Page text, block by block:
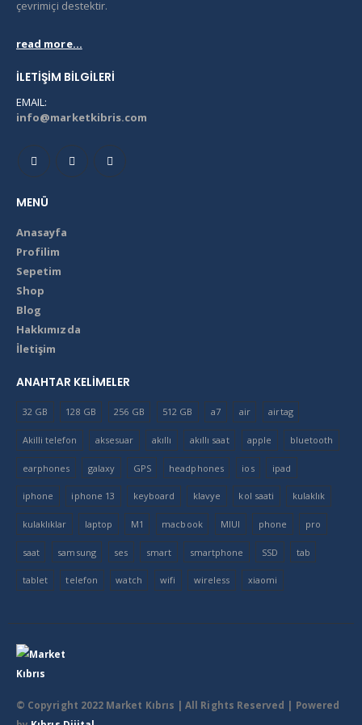
çevrimiçi destektir.
read more...
İLETIŞIM BILGILERI
EMAIL:
info@marketkibris.com
MENÜ
Anasayfa
Profilim
Sepetim
Shop
Blog
Hakkımızda
İletişim
ANAHTAR KELIMELER
32 GB 128 GB 256 GB 512 GB a7 air airtag
Akilli telefon aksesuar akıllı akıllı saat apple bluetooth
earphones galaxy GPS headphones ios ipad
iphone iphone 13 keyboard klavye kol saati kulaklık
kulaklıklar laptop M1 macbook MIUI phone pro
saat samsung ses smart smartphone SSD tab
tablet telefon watch wifi wireless xiaomi
© Copyright 2022 Market Kıbrıs | All Rights Reserved | Powered